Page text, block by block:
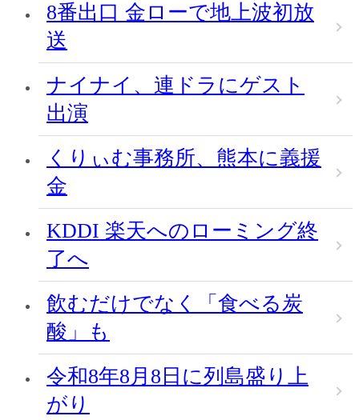
8番出口 金ローで地上波初放
送
ナイナイ、連ドラにゲスト
出演
くりぃむ事務所、熊本に義援
金
KDDI 楽天へのローミング終
了へ
飲むだけでなく「食べる炭
酸」も
令和8年8月8日に列島盛り上
がり